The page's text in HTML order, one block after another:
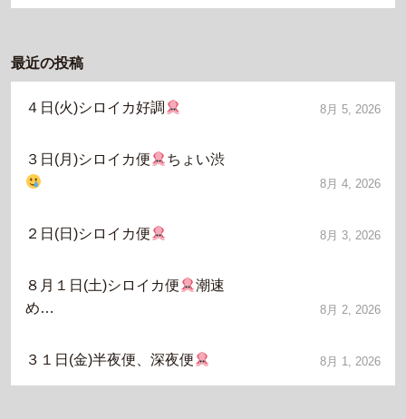
最近の投稿
４日(火)シロイカ好調 8月 5, 2026
３日(月)シロイカ便 ちょい渋
8月 4, 2026
２日(日)シロイカ便 8月 3, 2026
８月１日(土)シロイカ便
潮速
め…
8月 2, 2026
３１日(金)半夜便、深夜便 8月 1, 2026